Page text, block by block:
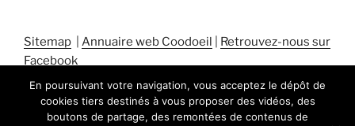
Sitemap Annuaire web Coodoeil
Retrouvez-nous sur
Facebook
En poursuivant votre navigation, vous acceptez le dépôt de
cookies tiers destinés à vous proposer des vidéos, des
boutons de partage, des remontées de contenus de